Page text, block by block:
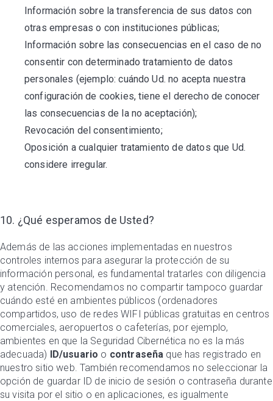
Información sobre la transferencia de sus datos con
otras empresas o con instituciones públicas;
Información sobre las consecuencias en el caso de no
consentir con determinado tratamiento de datos
personales (ejemplo: cuándo Ud. no acepta nuestra
configuración de cookies, tiene el derecho de conocer
las consecuencias de la no aceptación);
Revocación del consentimiento;
Oposición a cualquier tratamiento de datos que Ud.
considere irregular.
10. ¿Qué esperamos de Usted?
Además de las acciones implementadas en nuestros
controles internos para asegurar la protección de su
información personal, es fundamental tratarles con diligencia
y atención. Recomendamos no compartir tampoco guardar
cuándo esté en ambientes públicos (ordenadores
compartidos, uso de redes WIFI públicas gratuitas en centros
comerciales, aeropuertos o cafeterías, por ejemplo,
ambientes en que la Seguridad Cibernética no es la más
adecuada) ID/usuario o contraseña que has registrado en
nuestro sitio web. También recomendamos no seleccionar la
opción de guardar ID de inicio de sesión o contraseña durante
su visita por el sitio o en aplicaciones, es igualmente